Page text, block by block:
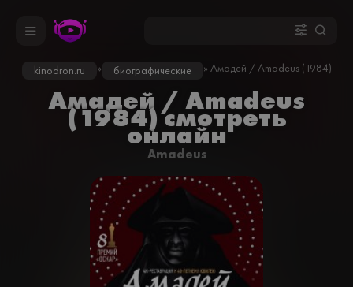
kinodron.ru » биографические » Амадей / Amadeus (1984)
Амадей / Amadeus
(1984) смотреть
онлайн
Amadeus